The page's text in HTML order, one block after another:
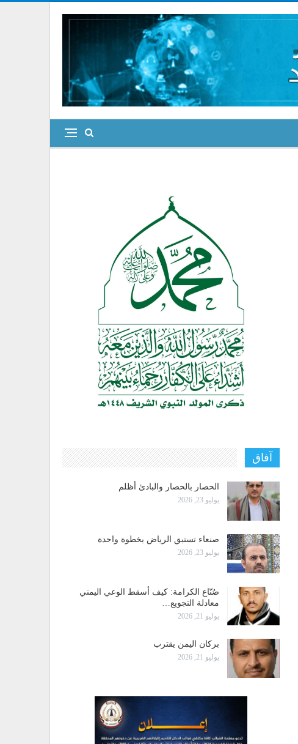
آفاق
الحصار بالحصار والبادئ أظلم
يوليو 23, 2026
صنعاء تستبق الرياض بخطوة واحدة
يوليو 23, 2026
صُنّاع الكرامة: كيف أسقط الوعي اليمني
معادلة التجويع…
يوليو 21, 2026
بركان اليمن يقترب
يوليو 21, 2026